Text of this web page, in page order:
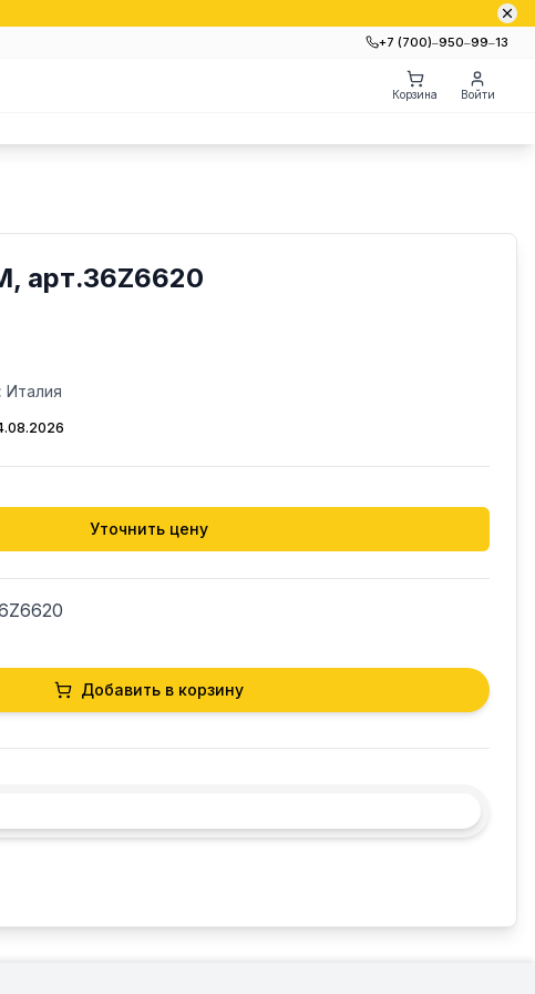
+7 (700)‒950‒99‒13
Корзина Войти
арт.36Z6620
Италия
Уточнить цену
Добавить в корзину